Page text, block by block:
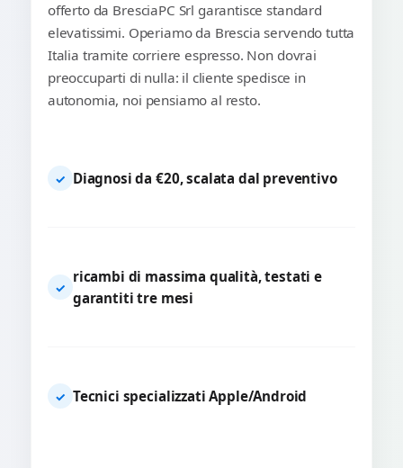
offerto da BresciaPC Srl garantisce standard
elevatissimi. Operiamo da Brescia servendo tutta
Italia tramite corriere espresso. Non dovrai
preoccuparti di nulla: il cliente spedisce in
autonomia, noi pensiamo al resto.
✓ Diagnosi da €20, scalata dal preventivo
✓
ricambi di massima qualità, testati e
garantiti tre mesi
✓ Tecnici specializzati Apple/Android